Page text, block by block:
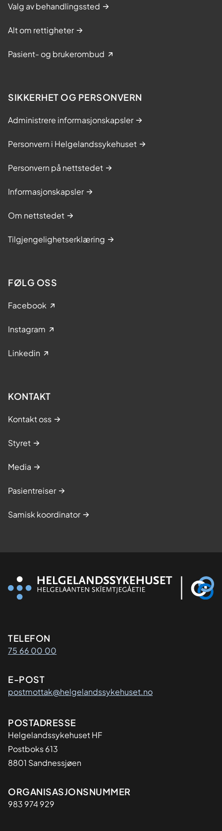
Valg av behandlingssted
Alt om rettigheter
Pasient- og brukerombud
SIKKERHET OG PERSONVERN
Administrere informasjonskapsler
Personvern i Helgelandssykehuset
Personvern på nettstedet
Informasjonskapsler
Om nettstedet
Tilgjengelighetserklæring
FØLG OSS
Facebook
Instagram
Linkedin
KONTAKT
Kontakt oss
Styret
Media
Pasientreiser
Samisk koordinator
Kontaktinformasjon
TELEFON
75 66 00 00
E-POST
postmottak@helgelandssykehuset.no
Adresse
POSTADRESSE
Helgelandssykehuset HF
Postboks 613
8801 Sandnessjøen
Organisasjon
ORGANISASJONSNUMMER
983 974 929